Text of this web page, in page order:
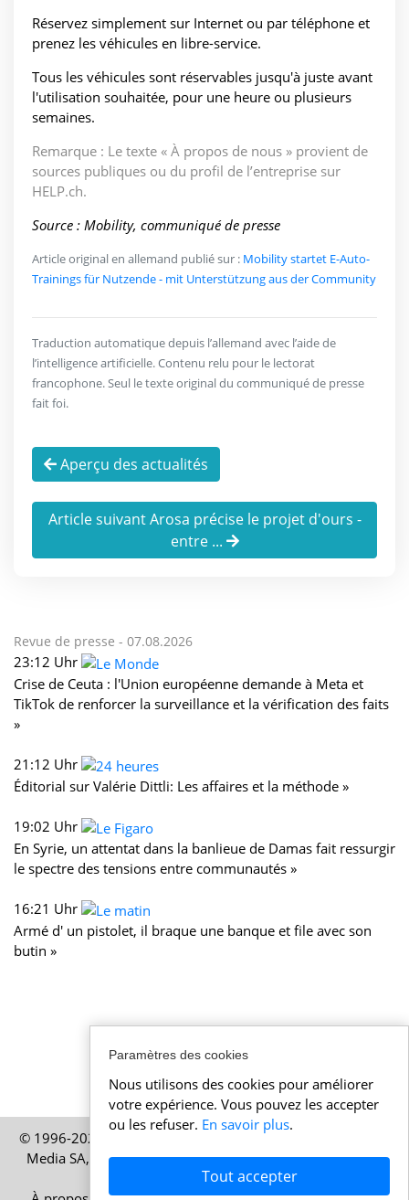
Réservez simplement sur Internet ou par téléphone et
prenez les véhicules en libre-service.
Tous les véhicules sont réservables jusqu'à juste avant
l'utilisation souhaitée, pour une heure ou plusieurs
semaines.
Remarque : Le texte « À propos de nous » provient de
sources publiques ou du profil de l’entreprise sur
HELP.ch.
Source : Mobility, communiqué de presse
Article original en allemand publié sur : Mobility startet E-Auto-
Trainings für Nutzende - mit Unterstützung aus der Community
Traduction automatique depuis l’allemand avec l’aide de
l’intelligence artificielle. Contenu relu pour le lectorat
francophone. Seul le texte original du communiqué de presse
fait foi.
Aperçu des actualités
Article suivant Arosa précise le projet d'ours -
entre ...
Revue de presse - 07.08.2026
23:12 Uhr
Crise de Ceuta : l'Union européenne demande à Meta et
TikTok de renforcer la surveillance et la vérification des faits
»
21:12 Uhr
Éditorial sur Valérie Dittli: Les affaires et la méthode »
19:02 Uhr
En Syrie, un attentat dans la banlieue de Damas fait ressurgir
le spectre des tensions entre communautés »
16:21 Uhr
Armé d' un pistolet, il braque une banque et file avec son
butin »
© 1996-2026 Actualitesuisse.be – Une publication de HELP
Media SA, société basée à Zurich, en Suisse – Tous droits
réservés
Paramètres des cookies
Nous utilisons des cookies pour améliorer
votre expérience. Vous pouvez les accepter
ou les refuser. En savoir plus.
Tout accepter